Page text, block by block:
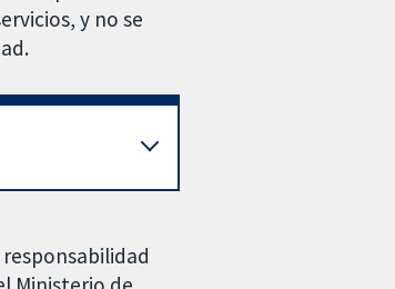
y no se